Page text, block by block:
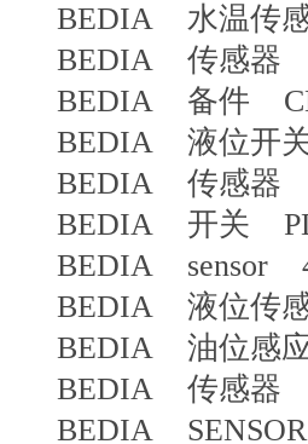
BEDIA 水温传
BEDIA 传感器
BEDIA 备件
BEDIA 液位开关
BEDIA 传感器
BEDIA 开关
BEDIA sensor
BEDIA 液位传感
BEDIA 油位感
BEDIA 传感器
BEDIA